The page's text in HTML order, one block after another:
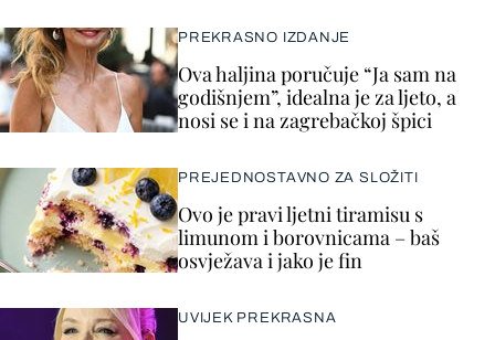
PREKRASNO IZDANJE
Ova haljina poručuje “Ja sam na
godišnjem”, idealna je za ljeto, a
nosi se i na zagrebačkoj špici
PREJEDNOSTAVNO ZA SLOŽITI
Ovo je pravi ljetni tiramisu s
limunom i borovnicama – baš
osvježava i jako je fin
UVIJEK PREKRASNA